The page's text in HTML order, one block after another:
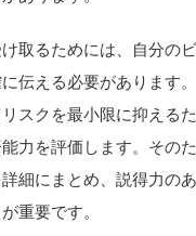
取るためには、自分の
伝える必要があります
スクを最小限に抑える
力を評価します。その
細にまとめ、説得力の
重要です。